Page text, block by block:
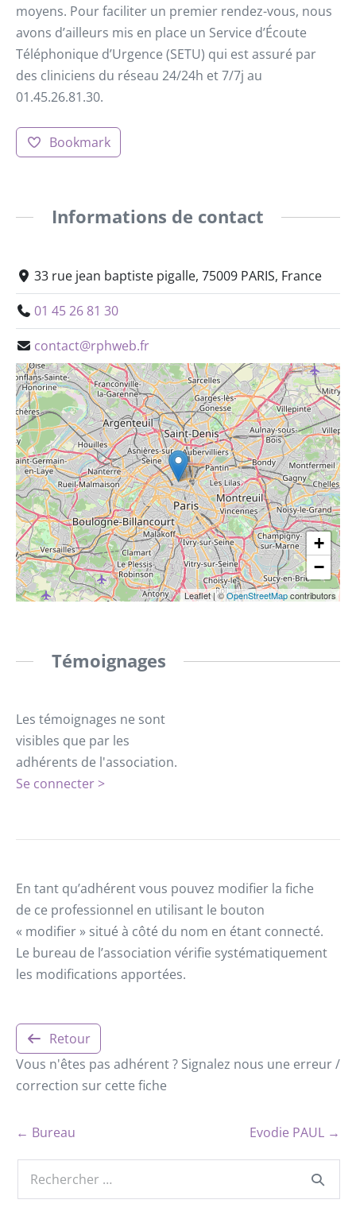
moyens. Pour faciliter un premier rendez-vous, nous
avons d’ailleurs mis en place un Service d’Écoute
Téléphonique d’Urgence (SETU) qui est assuré par
des cliniciens du réseau 24/24h et 7/7j au
01.45.26.81.30.
Bookmark
Informations de contact
33 rue jean baptiste pigalle, 75009 PARIS, France
01 45 26 81 30
contact@rphweb.fr
+
−
Leaflet|©OpenStreetMapcontributors
Témoignages
Les témoignages ne sont
visibles que par les
adhérents de l'association.
Se connecter >
En tant qu’adhérent vous pouvez modifier la fiche
de ce professionnel en utilisant le bouton
« modifier » situé à côté du nom en étant connecté.
Le bureau de l’association vérifie systématiquement
les modifications apportées.
Retour
Vous n'êtes pas adhérent ? Signalez nous une erreur /
correction sur cette fiche
← Bureau Evodie PAUL →